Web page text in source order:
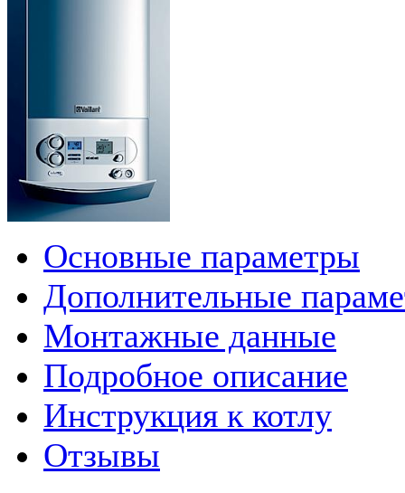
Основные параметры
Дополнительные
Монтажные данные
Подробное описание
Инструкция к котлу
Отзывы